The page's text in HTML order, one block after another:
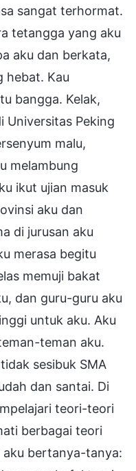
sangat terhormat.
tetangga yang aku
aku dan berkata,
hebat. Kau
bangga. Kelak,
Universitas Peking
malu,
melambung
ikut ujian masuk
aku dan
di jurusan aku
merasa begitu
memuji bakat
dan guru-guru aku
untuk aku. Aku
teman aku.
sesibuk SMA
dan santai. Di
teori-teori
berbagai teori
bertanya-tanya: